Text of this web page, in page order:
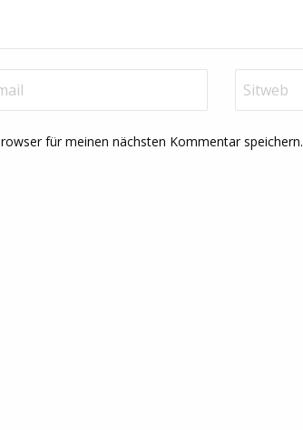
für meinen nächsten Kommentar speichern.